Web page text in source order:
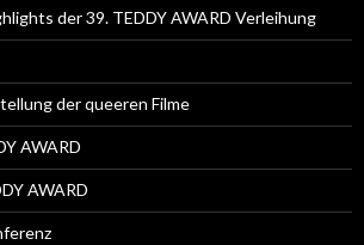
der 39. TEDDY AWARD Verleihung
der queeren Filme
AWARD
AWARD